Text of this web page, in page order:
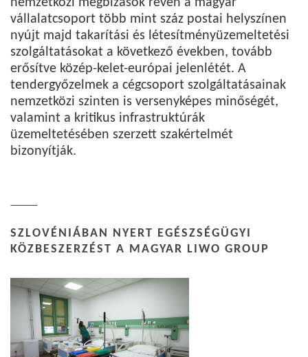
nemzetközi megbízások révén a magyar
vállalatcsoport több mint száz postai helyszínen
nyújt majd takarítási és létesítményüzemeltetési
szolgáltatásokat a következő években, tovább
erősítve közép-kelet-európai jelenlétét. A
tendergyőzelmek a cégcsoport szolgáltatásainak
nemzetközi szinten is versenyképes minőségét,
valamint a kritikus infrastruktúrák
üzemeltetésében szerzett szakértelmét
bizonyítják.
SZLOVÉNIÁBAN NYERT EGÉSZSÉGÜGYI
KÖZBESZERZÉST A MAGYAR LIWO GROUP